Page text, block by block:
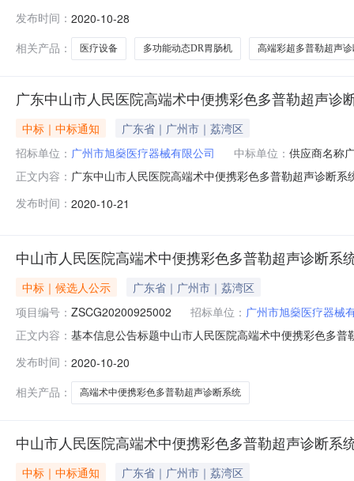
中标（成交）金额23880000.00；备注无。四、主要标
发布时间： 2020-10-28
相关产品：
医疗设备 多功能动态DR胃肠机 高端彩超多普勒超声
广东中山市人民医院高端术中便携彩色多普勒超声诊
中标｜中标通知
广东省｜广州市｜荔湾区
招标单位： 广州市旭燊医疗器械有限公司 中标单位： 供应商名称
正文内容： 广东中山市人民医院高端术中便携彩色多普勒超声诊断
号、采购计划备案文号等，如有）：442000-202009-
发布时间： 2020-10-21
中山市人民医院高端术中便携彩色多普勒超声诊断系
中标｜候选人公示
广东省｜广州市｜荔湾区
项目编号： ZSCG20200925002 招标单位： 广州市旭燊医疗器械
正文内容： 基本信息公告标题中山市人民医院高端术中便携彩色多
普勒超声诊断系统采购项目中标（成交）供应商代码
发布时间： 2020-10-20
相关产品：
高端术中便携彩色多普勒超声诊断系统
中山市人民医院高端术中便携彩色多普勒超声诊断系
中标｜中标通知
广东省｜广州市｜荔湾区